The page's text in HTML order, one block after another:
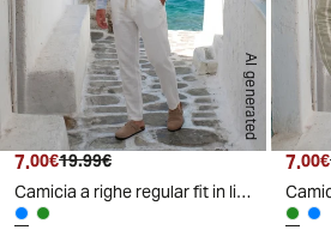
AI generated
Prezzo attuale
7.00€ Prezzo originale
19.99€
Camicia a righe regular fit in lino cotone - Celeste
7.00€